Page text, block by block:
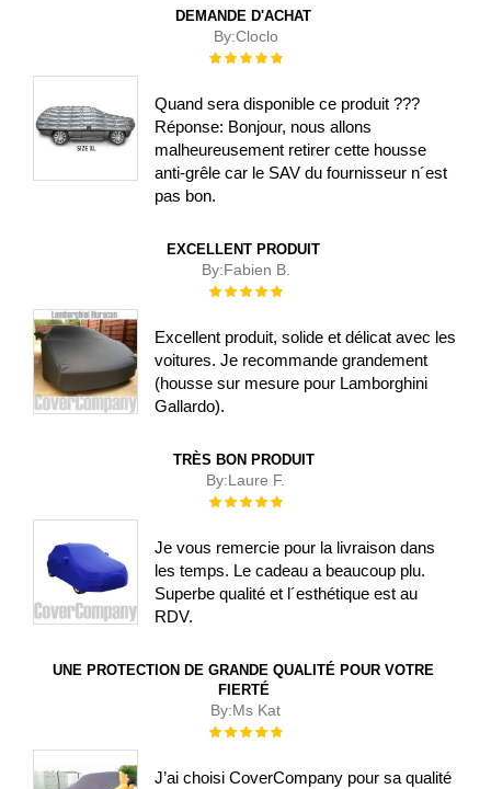
DEMANDE D'ACHAT
By:Cloclo
Évaluation :
Quand sera disponible ce produit ???
Réponse: Bonjour, nous allons
malheureusement retirer cette housse
anti-grêle car le SAV du fournisseur n´est
pas bon.
EXCELLENT PRODUIT
By:Fabien B.
Évaluation :
Excellent produit, solide et délicat avec les
voitures. Je recommande grandement
(housse sur mesure pour Lamborghini
Gallardo).
TRÈS BON PRODUIT
By:Laure F.
Évaluation :
Je vous remercie pour la livraison dans
les temps. Le cadeau a beaucoup plu.
Superbe qualité et l´esthétique est au
RDV.
UNE PROTECTION DE GRANDE QUALITÉ POUR VOTRE
FIERTÉ
By:Ms Kat
Évaluation :
J’ai choisi CoverCompany pour sa qualité